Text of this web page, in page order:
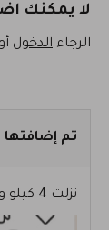
لا يمكنك
الرجاء الدخول أو
تم
نزلت 4 كيلو ونص